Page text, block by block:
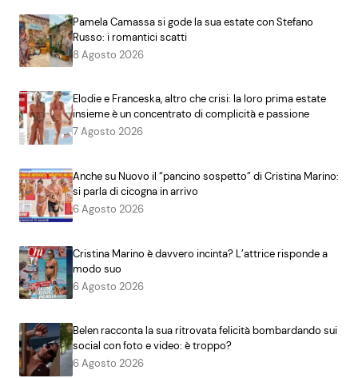
Pamela Camassa si gode la sua estate con Stefano
Russo: i romantici scatti
8 Agosto 2026
Elodie e Franceska, altro che crisi: la loro prima estate
insieme è un concentrato di complicità e passione
7 Agosto 2026
Anche su Nuovo il “pancino sospetto” di Cristina Marino:
si parla di cicogna in arrivo
6 Agosto 2026
Cristina Marino è davvero incinta? L’attrice risponde a
modo suo
6 Agosto 2026
Belen racconta la sua ritrovata felicità bombardando sui
social con foto e video: è troppo?
6 Agosto 2026